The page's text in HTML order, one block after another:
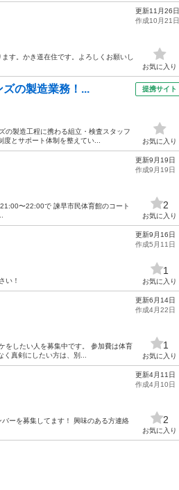
す。かき道在住です。よろしくお願いし
更新11月26日
作成10月21日
お気に入り
の製造業務！...
製造工程に携わる組立・検査スタッフ
とサポート体制を整えてい...
提携サイト
お気に入り
〜22:00で 諫早市民体育館のコート
更新9月19日
作成9月19日
2
お気に入り
い！
更新9月16日
作成5月11日
1
お気に入り
をしたい人を募集中です。 参加費は体育
真剣にしたい方は、別...
更新6月14日
作成4月22日
1
お気に入り
ーを募集してます！ 興味のある方連絡
更新4月11日
作成4月10日
2
お気に入り